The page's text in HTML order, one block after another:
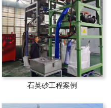
石英砂工程案例